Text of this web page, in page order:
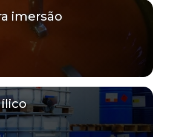
imersão